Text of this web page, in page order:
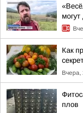
Как
Вчера,
плов